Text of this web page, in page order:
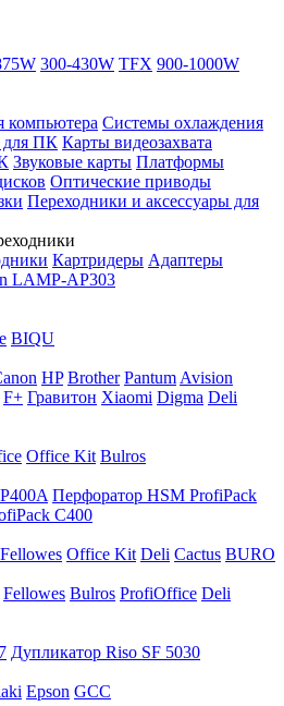
300-430W TFX 900-1000W
компьютера Системы охлаждения
для ПК Карты видеозахвата
Звуковые карты Платформы
Оптические приводы
Переходники и аксессуары для
Картридеры Адаптеры
LAMP-AP303
BIQU
HP Brother Pantum Avision
F+ Гравитон Xiaomi Digma Deli
Office Kit Bulros
Перфоратор HSM ProfiPack
C400
Fellowes Office Kit Deli Cactus BURO
Fellowes Bulros ProfiOffice Deli
Дупликатор Riso SF 5030
Epson GCC